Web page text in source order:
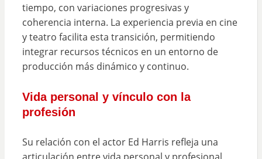
tiempo, con variaciones progresivas y
coherencia interna. La experiencia previa en cine
y teatro facilita esta transición, permitiendo
integrar recursos técnicos en un entorno de
producción más dinámico y continuo.
Vida personal y vínculo con la
profesión
Su relación con el actor Ed Harris refleja una